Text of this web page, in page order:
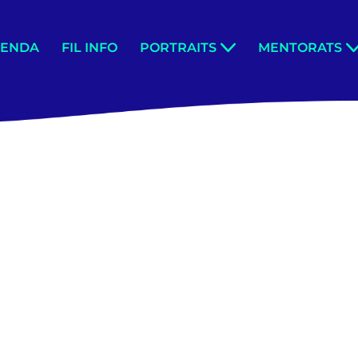
FIL INFO PORTRAITS MENTORATS